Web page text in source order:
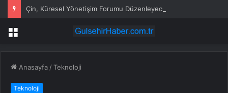
Çin, Küresel Yönetişim Forumu Düzenleyecek
Menü
Anasayfa /Teknoloji
Teknoloji